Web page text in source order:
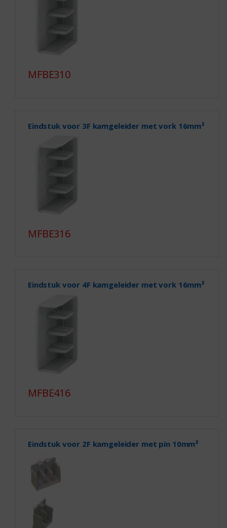
MFBE310
Eindstuk voor 3F kamgeleider met vork 16mm²
MFBE316
Eindstuk voor 4F kamgeleider met vork 16mm²
MFBE416
Eindstuk voor 2F kamgeleider met pin 10mm²